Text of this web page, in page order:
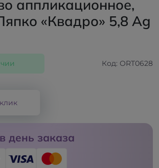
аппликационное,
«Квадро» 5,8 Ag
Код: ORT0628
день заказа